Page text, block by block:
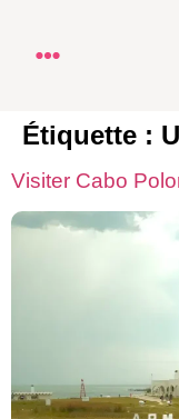
Étiquette :
Visiter Cabo